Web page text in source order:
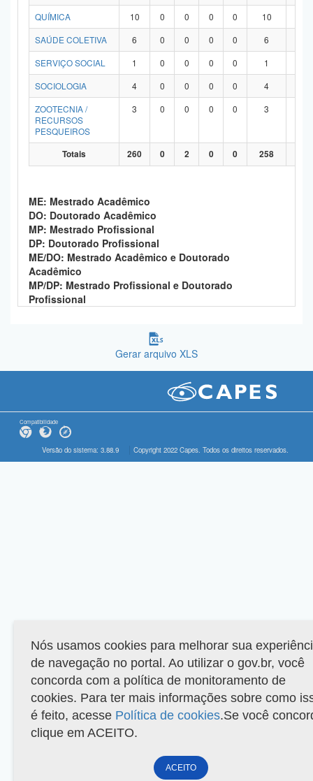
QUÍMICA
10 0 0 0 0 10
SAÚDE COLETIVA
6 0 0 0 0 6
SERVIÇO SOCIAL
1 0 0 0 0 1
SOCIOLOGIA
4 0 0 0 0 4
ZOOTECNIA /
RECURSOS
PESQUEIROS
3 0 0 0 0 3
Totais 260 0 2 0 0 258
ME: Mestrado Acadêmico
DO: Doutorado Acadêmico
MP: Mestrado Profissional
DP: Doutorado Profissional
ME/DO: Mestrado Acadêmico e Doutorado
Acadêmico
MP/DP: Mestrado Profissional e Doutorado
Profissional
Gerar arquivo XLS
Compatibilidade
Versão do sistema: 3.88.9 Copyright 2022 Capes. Todos os direitos reservados.
Nós usamos cookies para melhorar sua
de navegação no portal. Ao utilizar o gov.br, você
concorda com a política de monitoramento de
cookies. Para ter mais informações sobre como
é feito, acesse Política de cookies.Se você
clique em ACEITO.
ACEITO